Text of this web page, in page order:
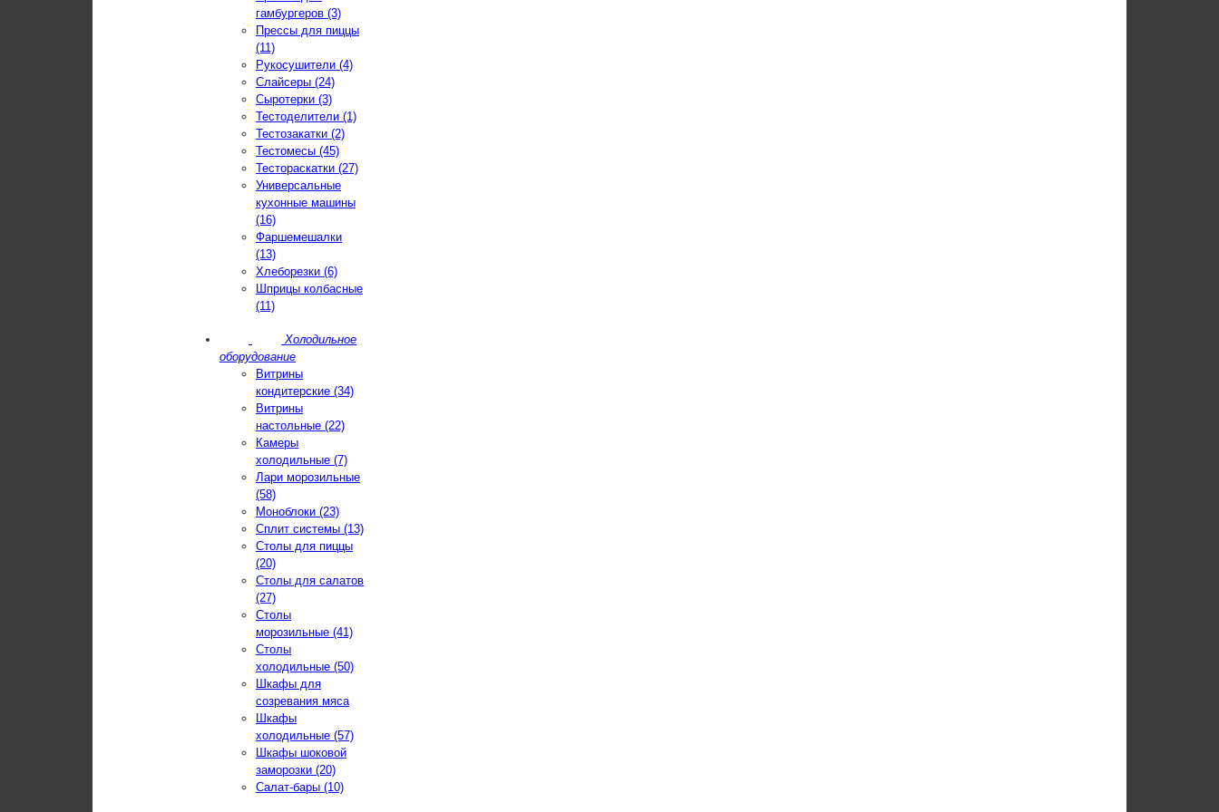
гамбургеров (3)
Прессы для пиццы
(11)
Рукосушители (4)
Слайсеры (24)
Сыротерки (3)
Тестоделители (1)
Тестозакатки (2)
Тестомесы (45)
Тестораскатки (27)
Универсальные
кухонные машины
(16)
Фаршемешалки
(13)
Хлеборезки (6)
Шприцы колбасные
(11)
Холодильное
оборудование
Витрины
кондитерские (34)
Витрины
настольные (22)
Камеры
холодильные (7)
Лари морозильные
(58)
Моноблоки (23)
Сплит системы (13)
Столы для пиццы
(20)
Столы для салатов
(27)
Столы
морозильные (41)
Столы
холодильные (50)
Шкафы для
созревания мяса
Шкафы
холодильные (57)
Шкафы шоковой
заморозки (20)
Салат-бары (10)